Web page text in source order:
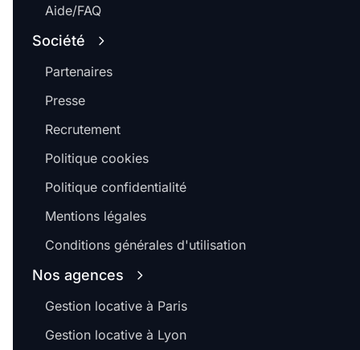
Aide/FAQ
Société
Partenaires
Presse
Recrutement
Politique cookies
Politique confidentialité
Mentions légales
Conditions générales d'utilisation
Nos agences
Gestion locative à Paris
Gestion locative à Lyon